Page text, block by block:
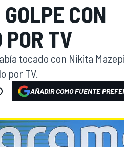
CON
POR TV
tocado con Nikita
por TV.
AÑADIR COMO FUENTE